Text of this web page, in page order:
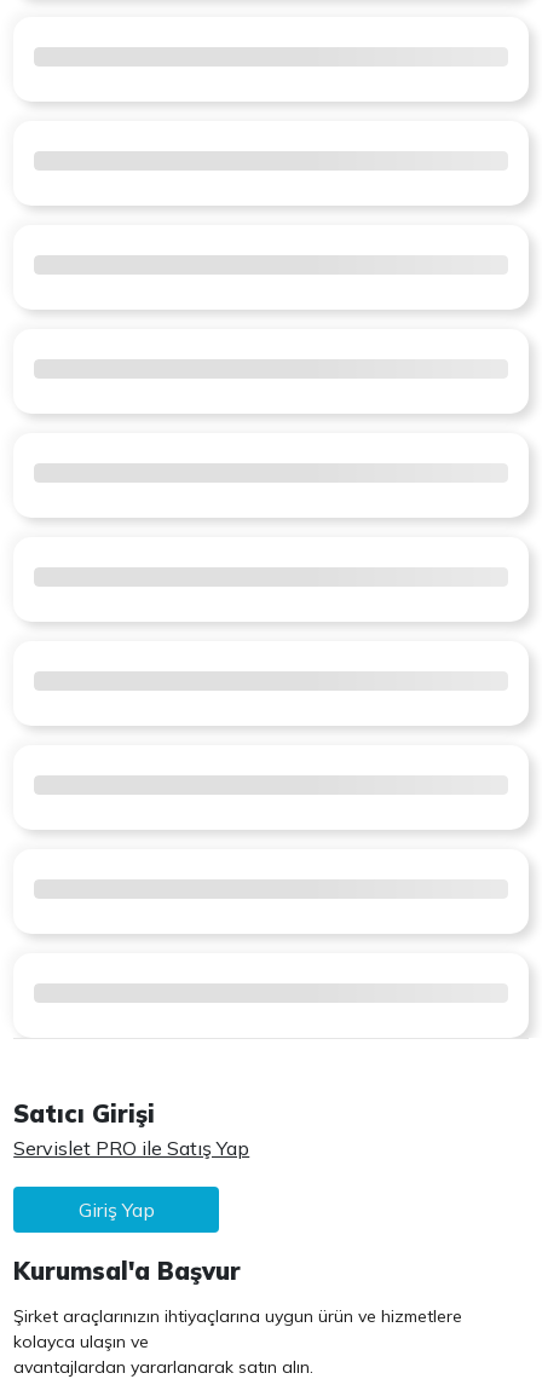
Satıcı Girişi
Servislet PRO ile Satış Yap
Giriş Yap
Kurumsal'a Başvur
Şirket araçlarınızın ihtiyaçlarına uygun ürün ve hizmetlere
kolayca ulaşın ve
avantajlardan yararlanarak satın alın.